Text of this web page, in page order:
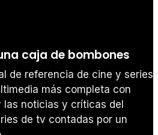
caja de bombones
de referencia de cine y series.
más completa con
las noticias y críticas del
de tv contadas por un